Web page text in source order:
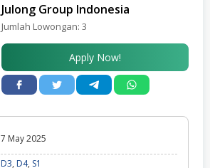
Julong Group Indonesia
Jumlah Lowongan: 3
Apply Now!
7 May 2025
D3, D4, S1